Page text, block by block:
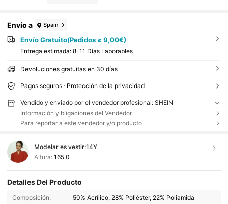
Envío a Spain
Envío Gratuito(Pedidos ≥ 9,00€)
Entrega estimada: 8-11 Días Laborables
Devoluciones gratuitas en 30 días
Pagos seguros · Protección de la privacidad
Vendido y enviado por el vendedor profesional: SHEIN
Información y bligaciones del Vendedor
Para reportar a este vendedor y/o producto
Modelar es vestir:14Y
Altura: 165.0
Detalles Del Producto
Composición: 50% Acrílico, 28% Poliéster, 22% Poliamida